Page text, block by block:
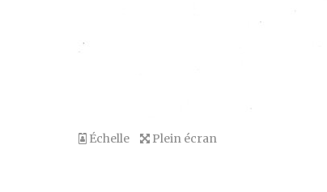
Échelle Plein écran